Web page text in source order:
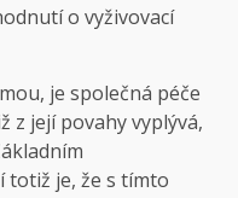
o vyživovací
je společná péče
z její povahy vyplývá,
totiž je, že s tímto